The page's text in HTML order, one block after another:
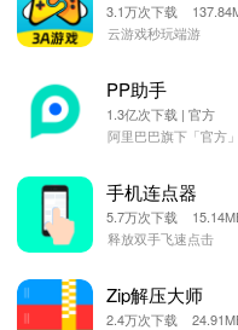
3.1万次下载
云游戏秒玩端游
PP助手
1.3亿次下载 | 官方
手机连点器
5.7万次下载
释放双手飞速点击
Zip解压大师
2.4万次下载